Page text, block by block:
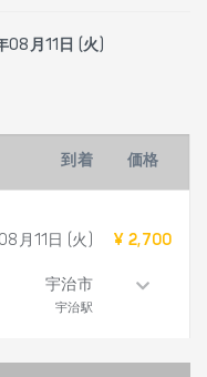
月11日 (火)
到着 価格
08月11日 (火)
宇治市
宇治駅
¥ 2,700